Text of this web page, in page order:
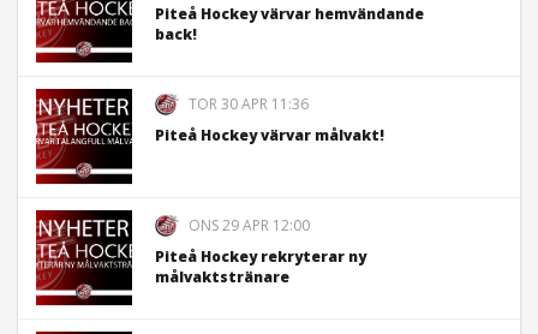
Piteå Hockey värvar hemvändande
back!
TOR 30 APR 11:36
Piteå Hockey värvar målvakt!
ONS 29 APR 12:00
Piteå Hockey rekryterar ny
målvaktstränare